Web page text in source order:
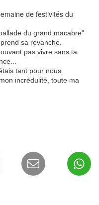
de festivités du
du grand macabre"
sa revanche.
pas vivre sans ta
tant pour nous.
on incrédulité, toute ma